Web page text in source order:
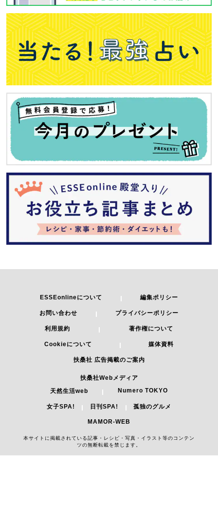
ESSEonlineについて 編集ポリシー
お問い合わせ プライバシーポリシー
利用規約 著作権について
Cookieについて 媒体資料
扶桑社 広告掲載のご案内
扶桑社Webメディア
天然生活web
Numero TOKYO
女子SPA! 日刊SPA! 孤独のグルメ
MAMOR-WEB
本サイトに掲載されている記事・レシピ・写真・イラスト等のコンテン
ツの無断転載を禁じます。